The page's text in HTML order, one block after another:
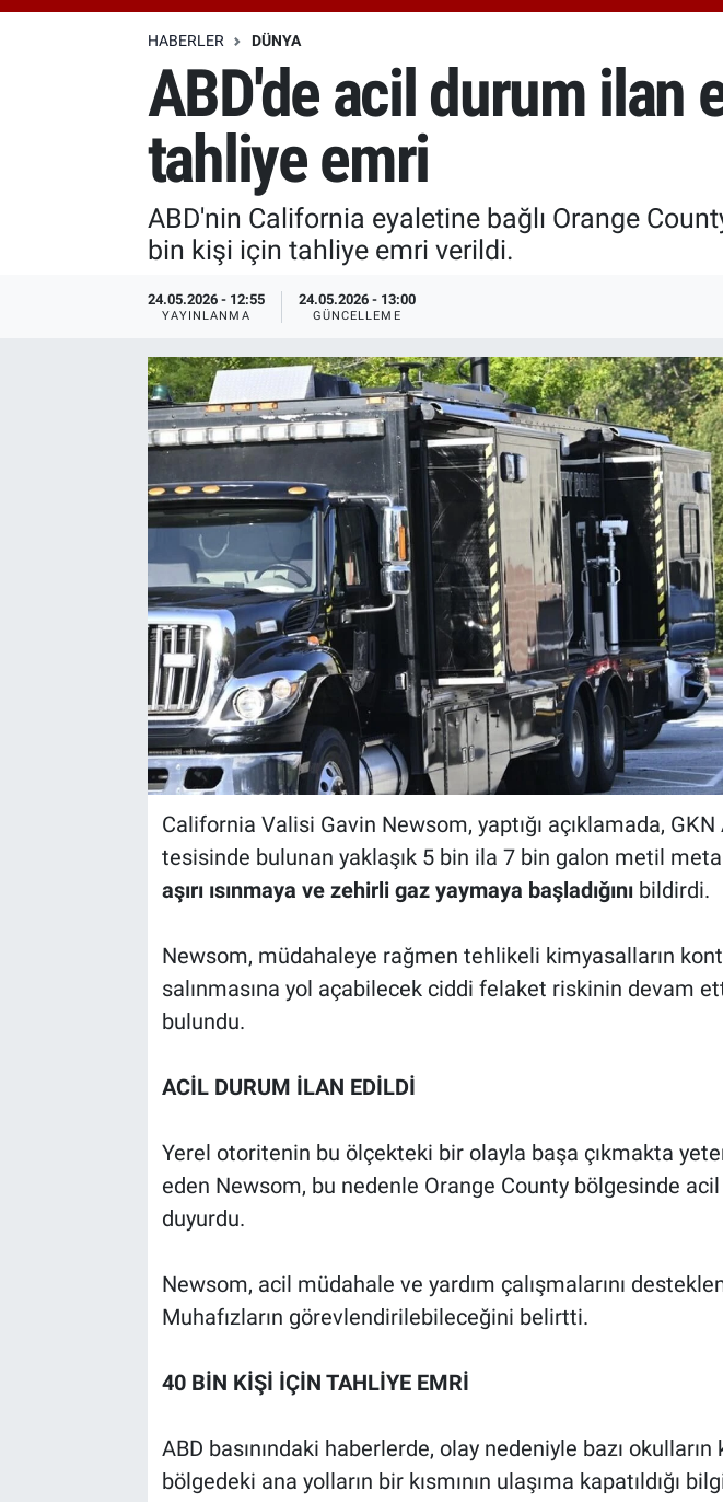
HABERLER DÜNYA
ABD'de acil durum ilan
tahliye emri
ABD'nin California eyaletine bağlı Orange
bin kişi için tahliye emri verildi.
24.05.2026 - 12:55
YAYINLANMA
24.05.2026 - 13:00
GÜNCELLEME
California Valisi Gavin Newsom, yaptığı açıklamada,
tesisinde bulunan yaklaşık 5 bin ila 7 bin galon metil
aşırı ısınmaya ve zehirli gaz yaymaya başladığınıbildirdi.
Newsom, müdahaleye rağmen tehlikeli kimyasalların
salınmasına yol açabilecek ciddi felaket riskinin devam
bulundu.
ACİL DURUM İLAN EDİLDİ
Yerel otoritenin bu ölçekteki bir olayla başa çıkmakta
eden Newsom, bu nedenle Orange County bölgesinde
duyurdu.
Newsom, acil müdahale ve yardım çalışmalarını
Muhafızların görevlendirilebileceğini belirtti.
40 BİN KİŞİ İÇİN TAHLİYE EMRİ
ABD basınındaki haberlerde, olay nedeniyle bazı okulların
bölgedeki ana yolların bir kısmının ulaşıma kapatıldığı
Özel Haberler
Özel Haberler
Erişim Bilgileri
Haber Arşivi